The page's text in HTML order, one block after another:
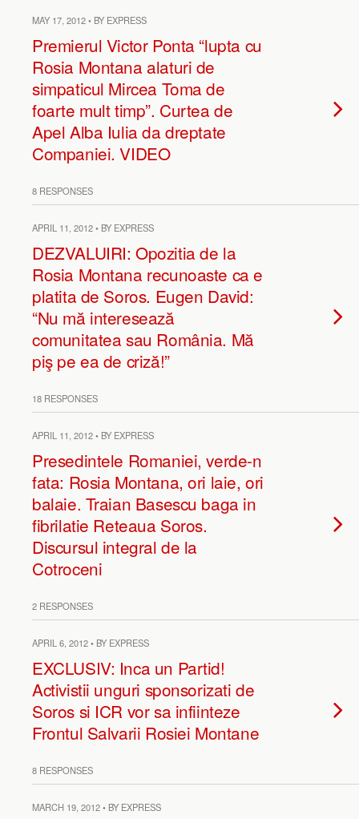
MAY 17, 2012 • BY EXPRESS
Premierul Victor Ponta “lupta cu
Rosia Montana alaturi de
simpaticul Mircea Toma de
foarte mult timp”. Curtea de
Apel Alba Iulia da dreptate
Companiei. VIDEO
8 RESPONSES
APRIL 11, 2012 • BY EXPRESS
DEZVALUIRI: Opozitia de la
Rosia Montana recunoaste ca e
platita de Soros. Eugen David:
“Nu mă interesează
comunitatea sau România. Mă
piş pe ea de criză!”
18 RESPONSES
APRIL 11, 2012 • BY EXPRESS
Presedintele Romaniei, verde-n
fata: Rosia Montana, ori laie, ori
balaie. Traian Basescu baga in
fibrilatie Reteaua Soros.
Discursul integral de la
Cotroceni
2 RESPONSES
APRIL 6, 2012 • BY EXPRESS
EXCLUSIV: Inca un Partid!
Activistii unguri sponsorizati de
Soros si ICR vor sa infiinteze
Frontul Salvarii Rosiei Montane
8 RESPONSES
MARCH 19, 2012 • BY EXPRESS